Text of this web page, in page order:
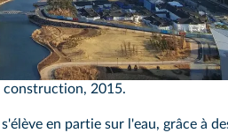
construction, 2015.
en partie sur l'eau, grâce à